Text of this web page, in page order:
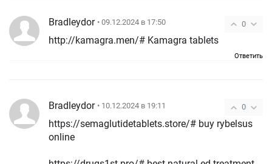
0
Bradleydor • 09.12.2024 в 17:50
http://kamagra.men/# Kamagra tablets
Ответить
0
Bradleydor • 10.12.2024 в 19:11
https://semaglutidetablets.store/# buy rybelsus
online